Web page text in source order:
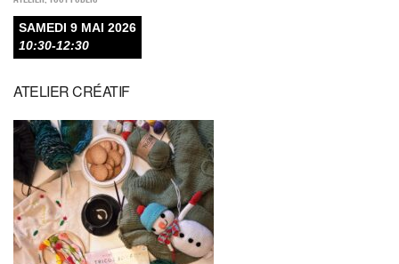
SAMEDI 9 MAI 2026
10:30-12:30
ATELIER CRÉATIF